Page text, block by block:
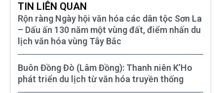
TIN LIÊN QUAN
Rộn ràng Ngày hội văn hóa các dân tộc Sơn La
– Dấu ấn 130 năm một vùng đất, điểm nhấn du
lịch văn hóa vùng Tây Bắc
Buôn Đồng Đò (Lâm Đồng): Thanh niên K’Ho
phát triển du lịch từ văn hóa truyền thống